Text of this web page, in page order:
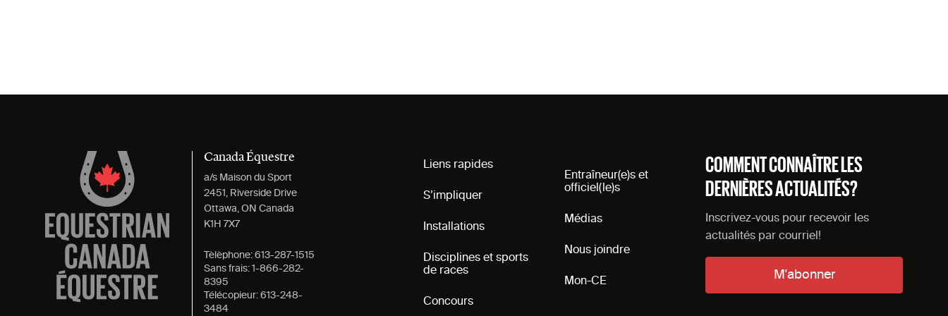
Canada Équestre
a/s Maison du Sport
2451, Riverside Drive
Ottawa, ON Canada
K1H 7X7
Tèlèphone: 613-287-1515
Sans frais: 1-866-282-
8395
Télécopieur: 613-248-
3484
Liens rapides
S’impliquer
Installations
Disciplines et sports
de races
Concours
Entraîneur(e)s et
officiel(le)s
Médias
Nous joindre
Mon-CE
COMMENT CONNAÎTRE LES
DERNIÈRES ACTUALITÉS?
Inscrivez-vous pour recevoir les
actualités par courriel!
M'abonner